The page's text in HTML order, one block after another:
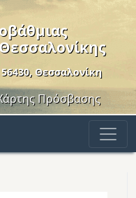
Θεσσαλονίκη
Menu
Πρόσβασης